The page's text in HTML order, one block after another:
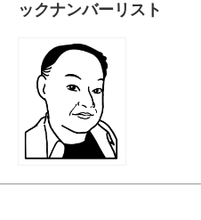
ックナンバーリスト